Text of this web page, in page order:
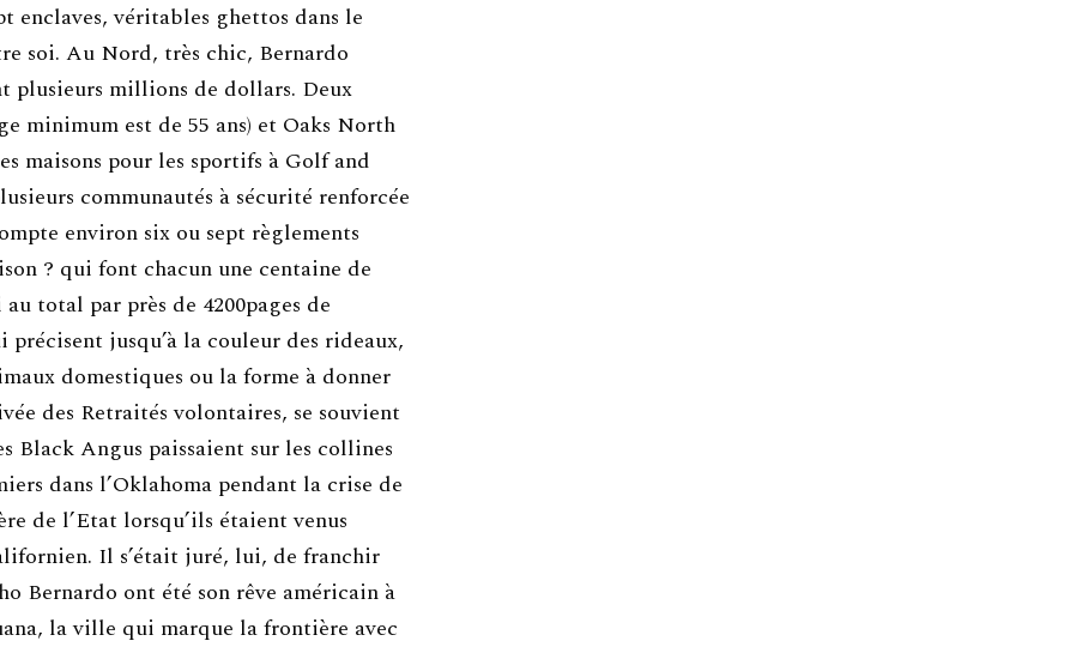
enclaves, véritables ghettos dans le
soi. Au Nord, très chic, Bernardo
plusieurs millions de dollars. Deux
minimum est de 55 ans) et Oaks North
maisons pour les sportifs à Golf and
communautés à sécurité renforcée
environ six ou sept règlements
? qui font chacun une centaine de
total par près de 4200pages de
jusqu’à la couleur des rideaux,
domestiques ou la forme à donner
des Retraités volontaires, se souvient
Black Angus paissaient sur les collines
dans l’Oklahoma pendant la crise de
de l’Etat lorsqu’ils étaient venus
Il s’était juré, lui, de franchir
Bernardo ont été son rêve américain à
la ville qui marque la frontière avec